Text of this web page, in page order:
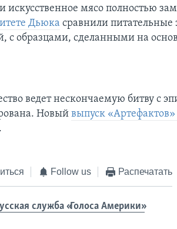
искусственное мясо полностью
Дьюка сравнили
с образцами, сделанными на
ведет нескончаемую битву с
Новый выпуск «Артефактов»
Follow us Распечатать
служба «Голоса Америки»